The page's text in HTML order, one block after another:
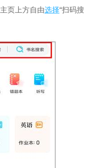
页上方自由选择“扫码搜